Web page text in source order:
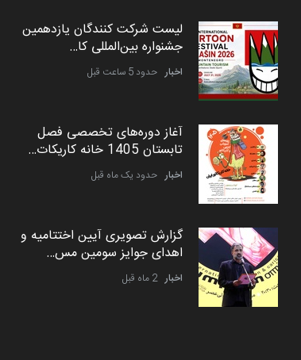
لیست شرکت کنندگان یازدهمین
جشنواره بین‌المللی کا…
اخبار حدود 5 ساعت قبل
آغاز دوره‌های تخصصی فصل
تابستان 1405 خانه کاریکات…
اخبار حدود یک ماه قبل
گزارش تصویری آیین اختتامیه و
اهدای جوایز سومین مس…
اخبار 2 ماه قبل
طراوت نیکی از ایران
کارتون